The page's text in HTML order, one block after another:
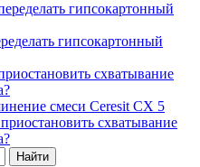
гипсокартонный
гипсокартонный
схватывание
смеси Ceresit СХ 5
схватывание